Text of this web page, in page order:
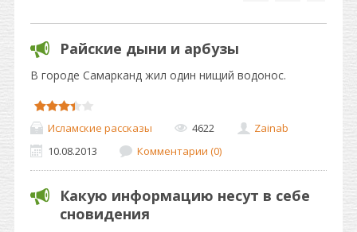
Райские дыни и арбузы
В городе Самарканд жил один нищий водонос.
Исламские рассказы 4622
Zainab
10.08.2013
Комментарии (0)
Какую информацию несут в себе
сновидения